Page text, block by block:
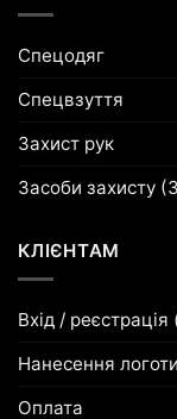
Спецодяг
Спецвзуття
Захист рук
Засоби захисту
КЛІЄНТАМ
Вхід / реєстрація
Нанесення
Оплата